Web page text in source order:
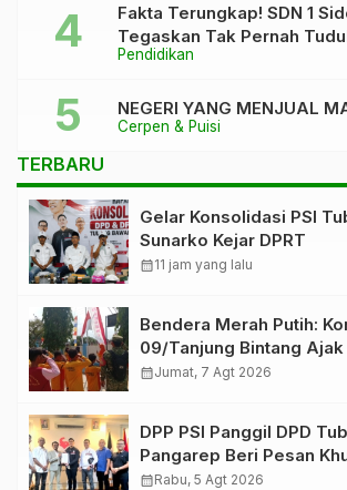
Pendidikan
Fakta Terungkap! SDN 1
Tegaskan Tak Pernah
Kaca Pecah
Cerpen & Puisi
NEGERI YANG MENJUAL
TERBARU
Gelar Konsolidasi PSI
Sunarko Kejar DPRT
calendar_month11 jam yang lalu
Bendera Merah Putih:
09/Tanjung Bintang Ajak
Kibarkan Bendera,
calendar_monthJumat, 7 Agt 2026
DPP PSI Panggil DPD
Pangarep Beri Pesan
Struktur Hingga TPS Demi
calendar_monthRabu, 5 Agt 2026